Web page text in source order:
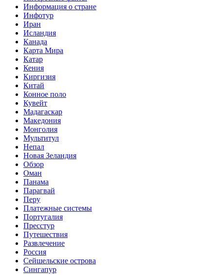
Информация о стране
Инфотур
Иран
Исландия
Канада
Карта Мира
Катар
Кения
Киргизия
Китай
Конное поло
Кувейт
Мадагаскар
Македония
Монголия
Мультитул
Непал
Новая Зеландия
Обзор
Оман
Панама
Парагвай
Перу
Платежные системы
Португалия
Пресстур
Путешествия
Развлечение
Россия
Сейшельские острова
Сингапур